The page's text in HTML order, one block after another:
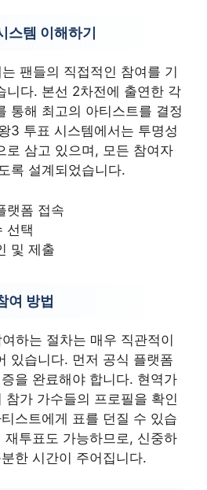
스템 이해하기
팬들의 직접적인 참여를 기
니다. 본선 2차전에 출연한 각
통해 최고의 아티스트를 결정
3 투표 시스템에서는 투명성
로 삼고 있으며, 모든 참여자
록 설계되었습니다.
랫폼 접속
선택
및 제출
여 방법
하는 절차는 매우 직관적이
있습니다. 먼저 공식 플랫폼
을 완료해야 합니다. 현역가
가 가수들의 프로필을 확인
스트에게 표를 던질 수 있습
재투표도 가능하므로, 신중하
한 시간이 주어집니다.